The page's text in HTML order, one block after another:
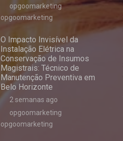
opgoomarketing
opgoomarketing
O Impacto Invisível da
Instalação Elétrica na
Conservação de Insumos
Magistrais: Técnico de
Manutenção Preventiva em
Belo Horizonte
2 semanas ago
opgoomarketing
opgoomarketing